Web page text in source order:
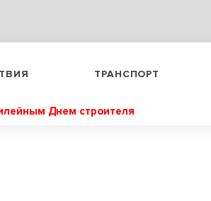
ТРАНСПОРТ
Днем строителя